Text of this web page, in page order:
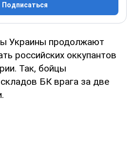
Подписаться
Украины продолжают
российских оккупантов
Так, бойцы
БК врага за две